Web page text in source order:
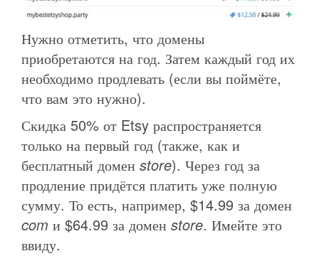
Нужно отметить, что домены
приобретаются на год. Затем каждый год их
необходимо продлевать (если вы поймёте,
что вам это нужно).
Скидка 50% от Etsy распространяется
только на первый год (также, как и
бесплатный домен store). Через год за
продление придётся платить уже полную
сумму. То есть, например, $14.99 за домен
com и $64.99 за домен store. Имейте это
ввиду.